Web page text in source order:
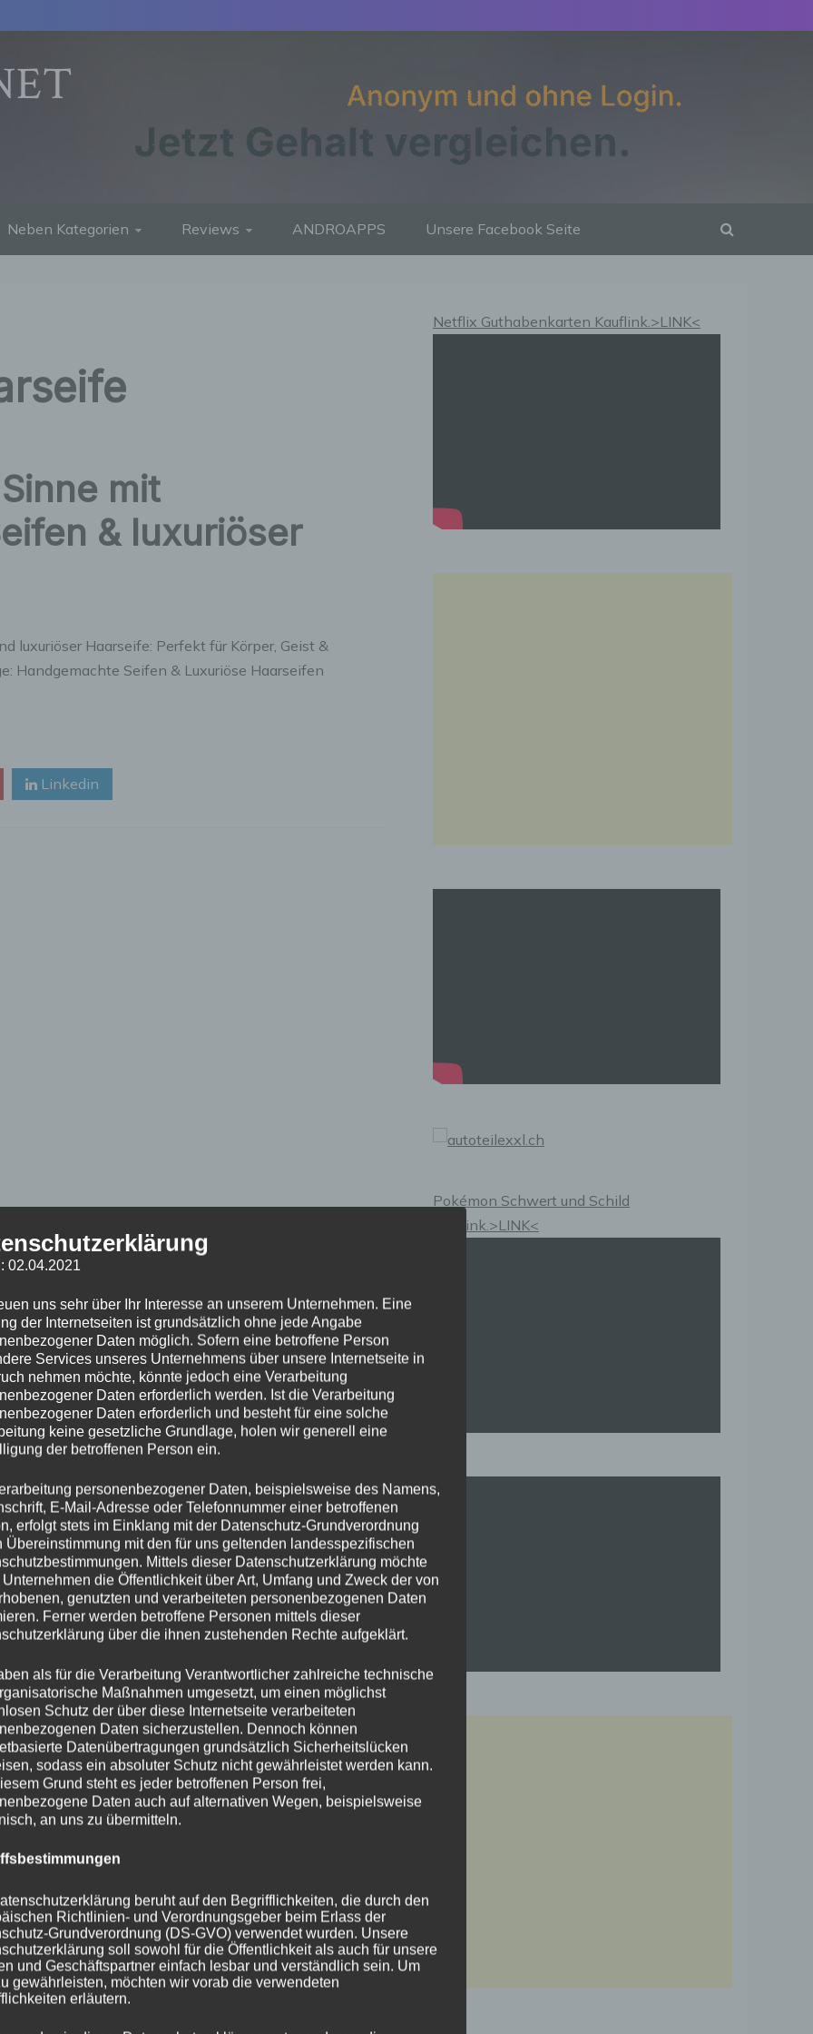
Neben Kategorien Reviews ANDROAPPS Unsere Facebook Seite
mit
& luxuriöser
luxuriöser Haarseife: Perfekt für Körper, Geist &
Handgemachte Seifen & Luxuriöse Haarseifen
Linkedin
Netflix Guthabenkarten Kauflink.>LINK<
Pokémon Schwert und Schild
Kauflink.>LINK<
02.04.2021
uns sehr über Ihr Interesse an unserem Unternehmen. Eine
der Internetseiten ist grundsätzlich ohne jede Angabe
Daten möglich. Sofern eine betroffene Person
Services unseres Unternehmens über unsere Internetseite in
nehmen möchte, könnte jedoch eine Verarbeitung
Daten erforderlich werden. Ist die Verarbeitung
Daten erforderlich und besteht für eine solche
keine gesetzliche Grundlage, holen wir generell eine
der betroffenen Person ein.
personenbezogener Daten, beispielsweise des Namens,
E-Mail-Adresse oder Telefonnummer einer betroffenen
erfolgt stets im Einklang mit der Datenschutz-Grundverordnung
Übereinstimmung mit den für uns geltenden landesspezifischen
Mittels dieser Datenschutzerklärung möchte
Unternehmen die Öffentlichkeit über Art, Umfang und Zweck der von
genutzten und verarbeiteten personenbezogenen Daten
Ferner werden betroffene Personen mittels dieser
über die ihnen zustehenden Rechte aufgeklärt.
als für die Verarbeitung Verantwortlicher zahlreiche technische
Maßnahmen umgesetzt, um einen möglichst
Schutz der über diese Internetseite verarbeiteten
Daten sicherzustellen. Dennoch können
Datenübertragungen grundsätzlich Sicherheitslücken
sodass ein absoluter Schutz nicht gewährleistet werden kann.
Grund steht es jeder betroffenen Person frei,
Daten auch auf alternativen Wegen, beispielsweise
an uns zu übermitteln.
beruht auf den Begrifflichkeiten, die durch den
Richtlinien- und Verordnungsgeber beim Erlass der
Grundverordnung (DS-GVO) verwendet wurden. Unsere
soll sowohl für die Öffentlichkeit als auch für unsere
und Geschäftspartner einfach lesbar und verständlich sein. Um
gewährleisten, möchten wir vorab die verwendeten
erläutern.